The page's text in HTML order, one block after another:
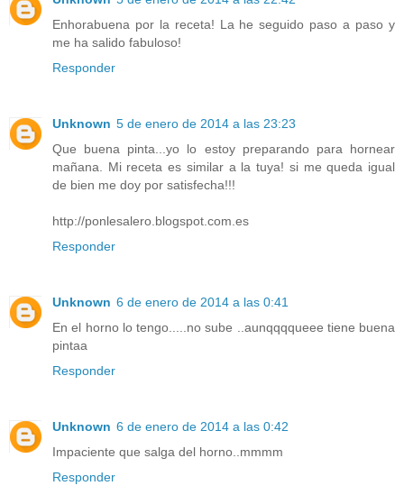
Enhorabuena por la receta! La he seguido paso a paso y
me ha salido fabuloso!
Responder
Unknown 5 de enero de 2014 a las 23:23
Que buena pinta...yo lo estoy preparando para hornear
mañana. Mi receta es similar a la tuya! si me queda igual
de bien me doy por satisfecha!!!
http://ponlesalero.blogspot.com.es
Responder
Unknown 6 de enero de 2014 a las 0:41
En el horno lo tengo.....no sube ..aunqqqqueee tiene buena
pintaa
Responder
Unknown 6 de enero de 2014 a las 0:42
Impaciente que salga del horno..mmmm
Responder